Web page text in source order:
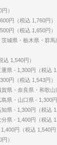
）
円（税込 1,760円）
円（税込 1,650円）
城県・栃木県・群
1,540円）
県 - 1,300円（税込
円（税込 1,543円）
県・奈良県・和歌山
県・山口県 - 1,300円
県 - 1,300円（税込
県 - 1,400円（税込
円（税込 1,540円
）